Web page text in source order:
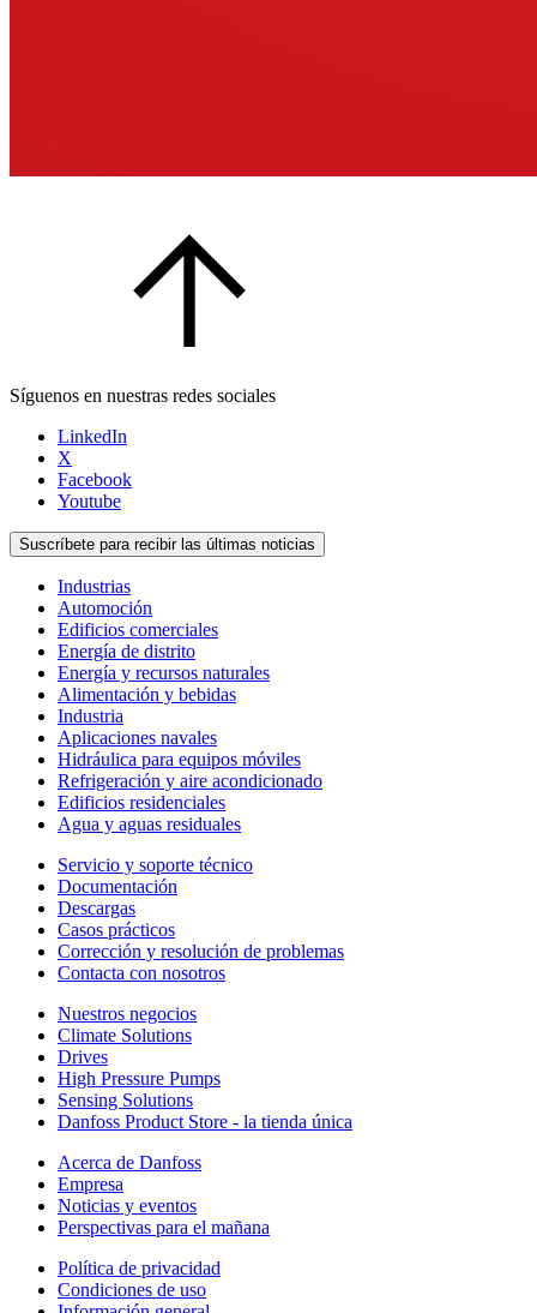
Síguenos en nuestras redes sociales
LinkedIn
X
Facebook
Youtube
Suscríbete para recibir las últimas noticias
Industrias
Automoción
Edificios comerciales
Energía de distrito
Energía y recursos naturales
Alimentación y bebidas
Industria
Aplicaciones navales
Hidráulica para equipos móviles
Refrigeración y aire acondicionado
Edificios residenciales
Agua y aguas residuales
Servicio y soporte técnico
Documentación
Descargas
Casos prácticos
Corrección y resolución de problemas
Contacta con nosotros
Nuestros negocios
Climate Solutions
Drives
High Pressure Pumps
Sensing Solutions
Danfoss Product Store - la tienda única
Acerca de Danfoss
Empresa
Noticias y eventos
Perspectivas para el mañana
Política de privacidad
Condiciones de uso